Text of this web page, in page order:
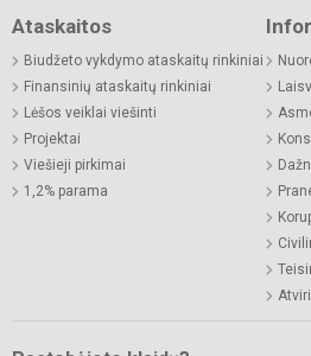
Ataskaitos
Biudžeto vykdymo ataskaitų rinkiniai
Finansinių ataskaitų rinkiniai
Lėšos veiklai viešinti
Projektai
Viešieji pirkimai
1,2% parama